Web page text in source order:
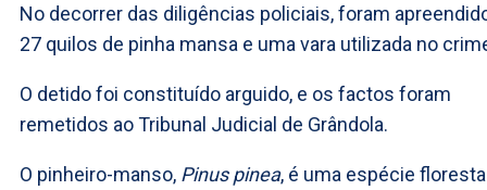
No decorrer das diligências policiais, foram
27 quilos de pinha mansa e uma vara utilizada no
O detido foi constituído arguido, e os factos foram
remetidos ao Tribunal Judicial de Grândola.
O pinheiro-manso, Pinus pinea, é uma espécie